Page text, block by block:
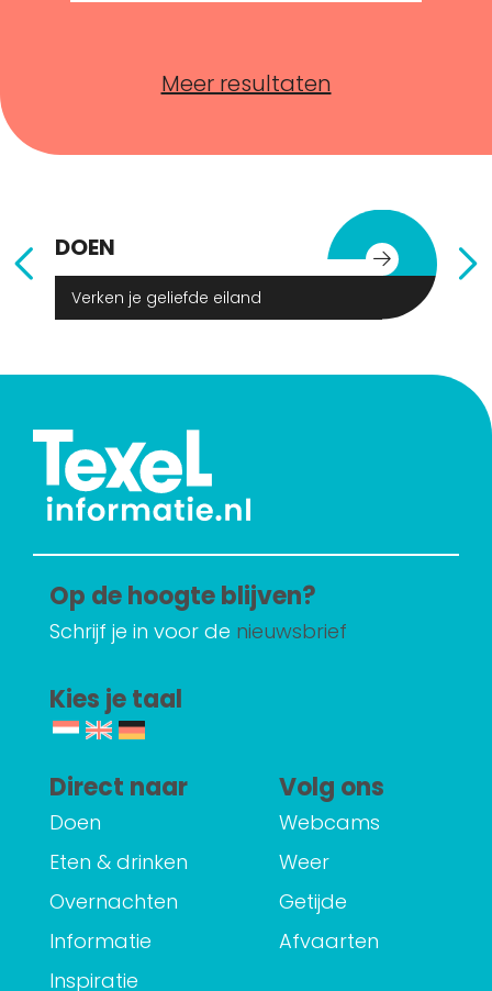
Meer resultaten
DOEN
Verken je geliefde eiland
Op de hoogte blijven?
Schrijf je in voor de nieuwsbrief
Kies je taal
Direct naar
Doen
Eten & drinken
Overnachten
Informatie
Inspiratie
Volg ons
Webcams
Weer
Getijde
Afvaarten